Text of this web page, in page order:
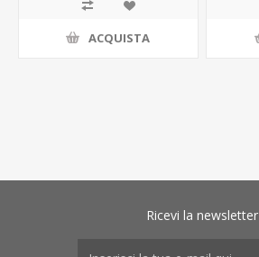
ACQUISTA
Ricevi la newsletter